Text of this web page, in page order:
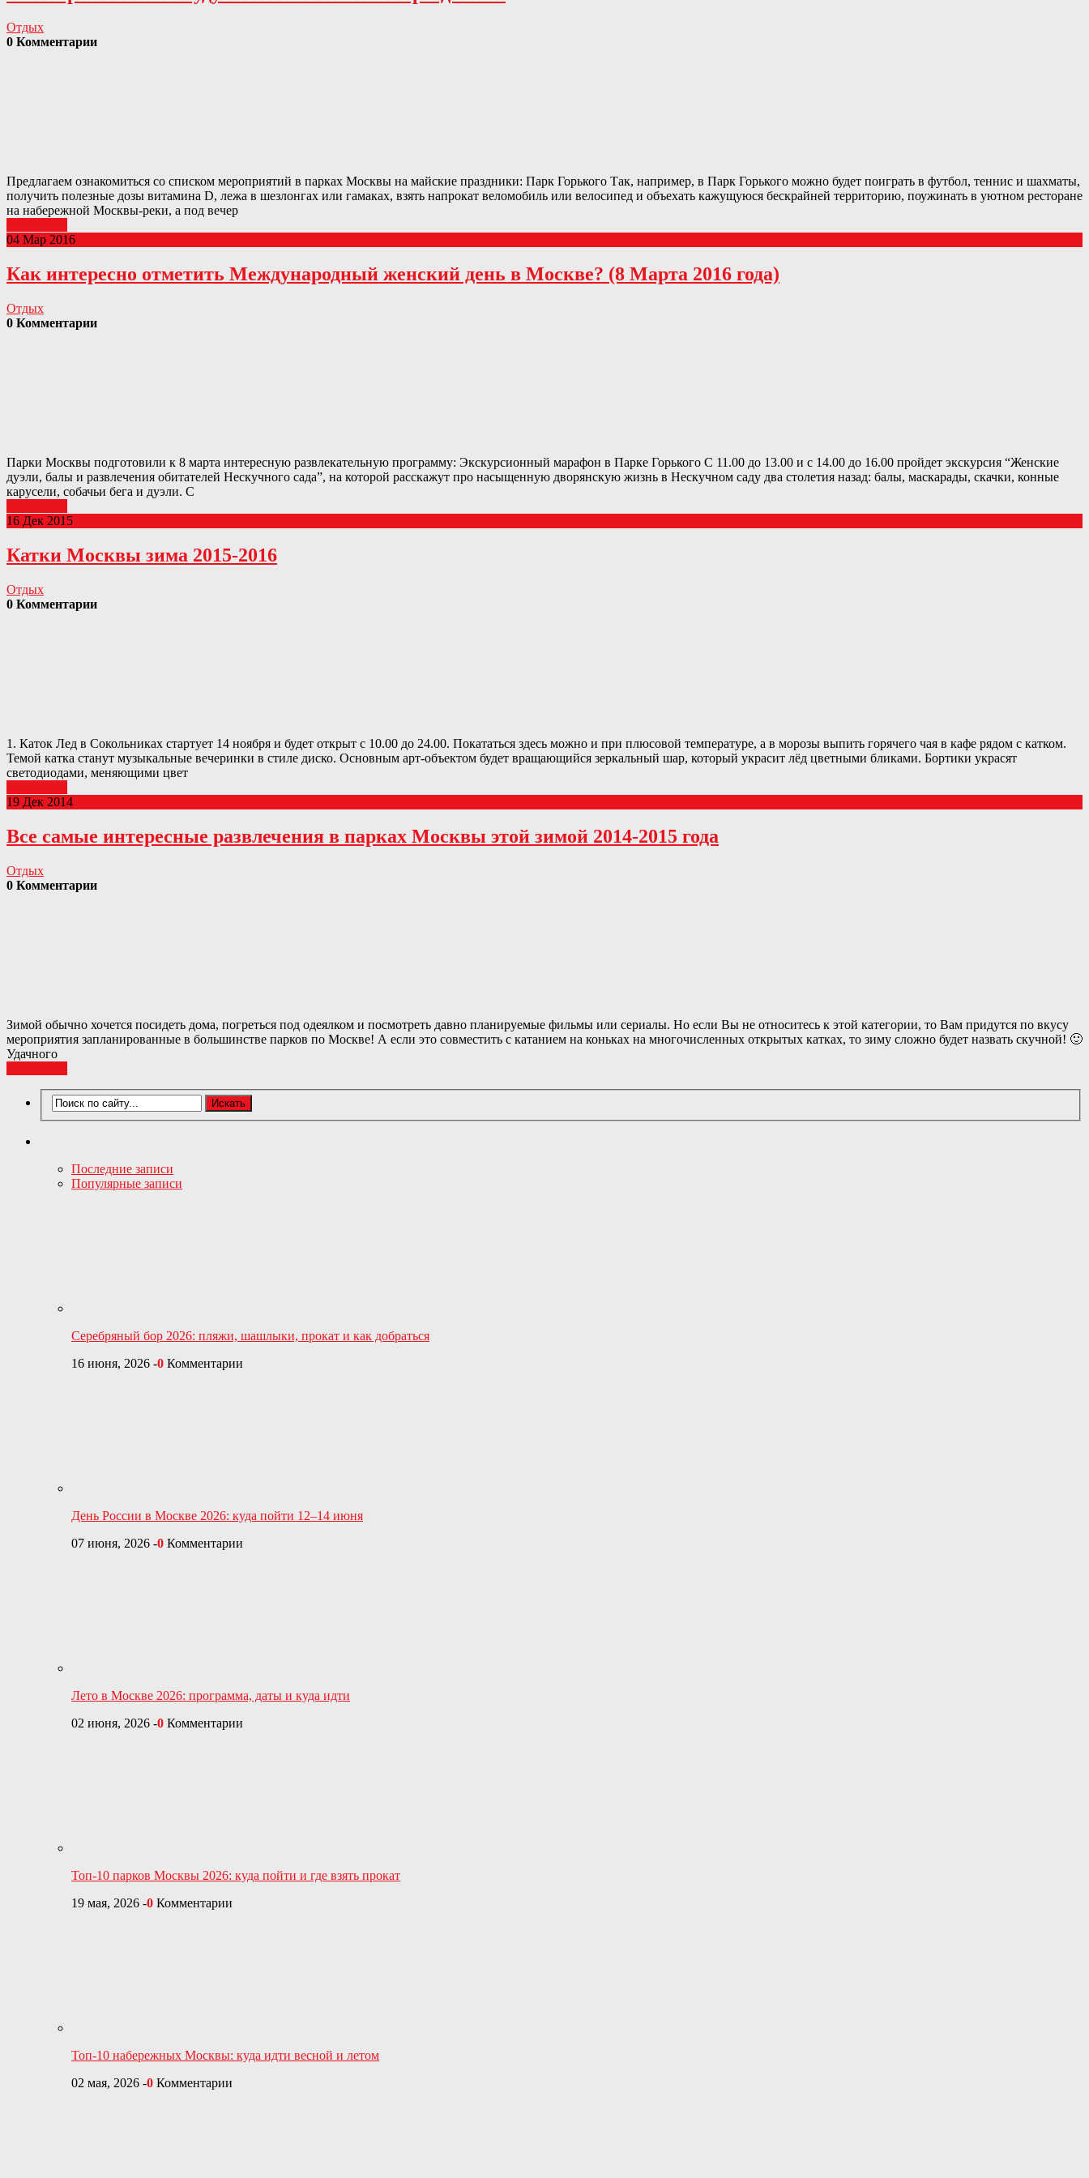
Отдых
0 Комментарии
Предлагаем ознакомиться со списком мероприятий в парках Москвы на майские праздники: Парк Горького Так, например, в Парк Горького можно будет поиграть в футбол, теннис и шахматы,
получить полезные дозы витамина D, лежа в шезлонгах или гамаках, взять напрокат веломобиль или велосипед и объехать кажущуюся бескрайней территорию, поужинать в уютном ресторане
на набережной Москвы-реки, а под вечер
04 Мар 2016
Как интересно отметить Международный женский день в Москве? (8 Марта 2016 года)
Отдых
0 Комментарии
Парки Москвы подготовили к 8 марта интересную развлекательную программу: Экскурсионный марафон в Парке Горького С 11.00 до 13.00 и с 14.00 до 16.00 пройдет экскурсия “Женские
дуэли, балы и развлечения обитателей Нескучного сада”, на которой расскажут про насыщенную дворянскую жизнь в Нескучном саду два столетия назад: балы, маскарады, скачки, конные
карусели, собачьи бега и дуэли. С
16 Дек 2015
Катки Москвы зима 2015-2016
Отдых
0 Комментарии
1. Каток Лед в Сокольниках стартует 14 ноября и будет открыт с 10.00 до 24.00. Покататься здесь можно и при плюсовой температуре, а в морозы выпить горячего чая в кафе рядом с катком.
Темой катка станут музыкальные вечеринки в стиле диско. Основным арт-объектом будет вращающийся зеркальный шар, который украсит лёд цветными бликами. Бортики украсят
светодиодами, меняющими цвет
19 Дек 2014
Все самые интересные развлечения в парках Москвы этой зимой 2014-2015 года
Отдых
0 Комментарии
Зимой обычно хочется посидеть дома, погреться под одеялком и посмотреть давно планируемые фильмы или сериалы. Но если Вы не относитесь к этой категории, то Вам придутся по вкусу
мероприятия запланированные в большинстве парков по Москве! А если это совместить с катанием на коньках на многочисленных открытых катках, то зиму сложно будет назвать скучной! 🙂
Удачного
Последние записи
Популярные записи
Серебряный бор 2026: пляжи, шашлыки, прокат и как добраться
16 июня, 2026 -0 Комментарии
День России в Москве 2026: куда пойти 12–14 июня
07 июня, 2026 -0 Комментарии
Лето в Москве 2026: программа, даты и куда идти
02 июня, 2026 -0 Комментарии
Топ-10 парков Москвы 2026: куда пойти и где взять прокат
19 мая, 2026 -0 Комментарии
Топ-10 набережных Москвы: куда идти весной и летом
02 мая, 2026 -0 Комментарии